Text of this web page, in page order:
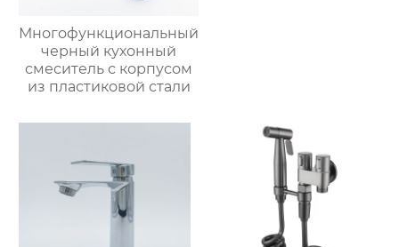
Многофункциональный
черный кухонный
смеситель с корпусом
из пластиковой стали